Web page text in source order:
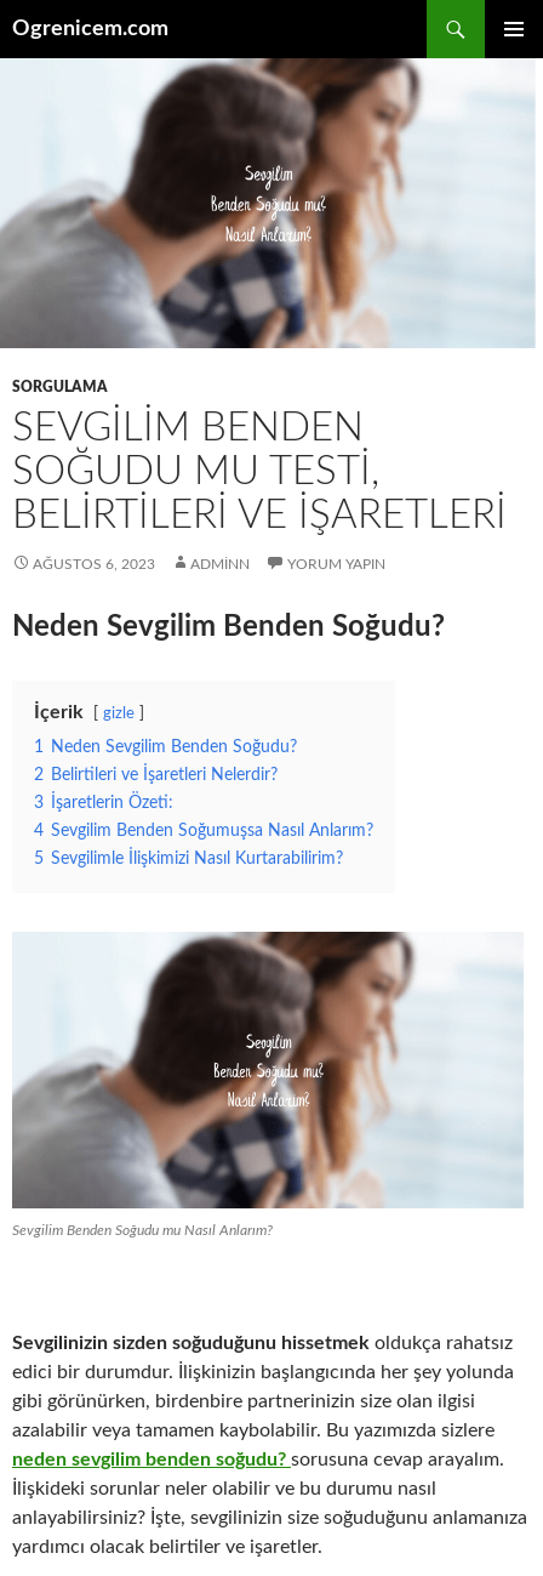
Ogrenicem.com
SORGULAMA
SEVGILIM BENDEN
SOĞUDU MU TESTI,
BELIRTILERI VE İŞARETLERI
AĞUSTOS 6, 2023 ADMINN YORUM YAPIN
Neden Sevgilim Benden Soğudu?
İçerik gizle
1
Neden Sevgilim Benden Soğudu?
2 Belirtileri ve İşaretleri Nelerdir?
3
İşaretlerin Özeti:
4 Sevgilim Benden Soğumuşsa Nasıl Anlarım?
5 Sevgilimle İlişkimizi Nasıl Kurtarabilirim?
Sevgilim Benden Soğudu mu Nasıl Anlarım?
Sevgilinizin sizden soğuduğunu hissetmek oldukça rahatsız
edici bir durumdur. İlişkinizin başlangıcında her şey yolunda
gibi görünürken, birdenbire partnerinizin size olan ilgisi
azalabilir veya tamamen kaybolabilir. Bu yazımızda sizlere
neden sevgilim benden soğudu? sorusuna cevap arayalım.
İlişkideki sorunlar neler olabilir ve bu durumu nasıl
anlayabilirsiniz? İşte, sevgilinizin size soğuduğunu anlamanıza
yardımcı olacak belirtiler ve işaretler.